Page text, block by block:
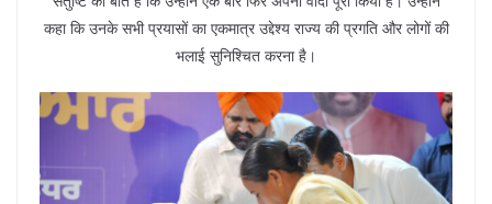
कहा कि उनके सभी प्रयासों का एकमात्र उद्देश्य राज्य की प्रगति और लोगों की
भलाई सुनिश्चित करना है।